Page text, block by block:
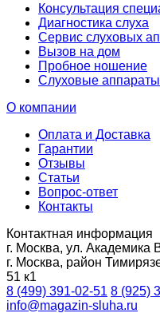
Консультация
Диагностика слуха
Сервис слуховых
Вызов на дом
Пробное ношение
Слуховые аппараты
О компании
Оплата и Доставка
Гарантии
Отзывы
Статьи
Вопрос-ответ
Контакты
Контактная информация
г. Москва, ул. Академика
г. Москва, район
51 к1
8 (499) 391-02-51 8 (925)
info@magazin-sluha.ru